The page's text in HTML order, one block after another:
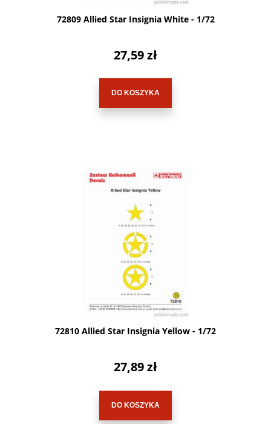
72809 Allied Star Insignia White - 1/72
27,59 zł
DO KOSZYKA
72810 Allied Star Insignia Yellow - 1/72
27,89 zł
DO KOSZYKA